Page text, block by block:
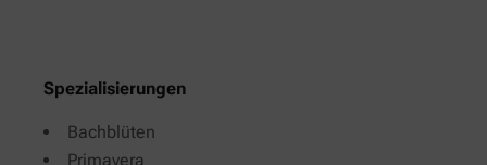
Spezialisierungen
Bachblüten
Primavera